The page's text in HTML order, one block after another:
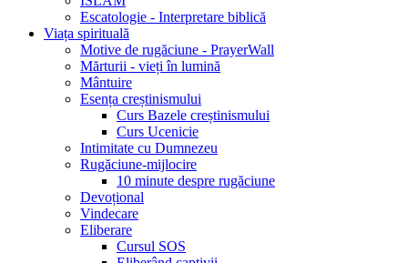
Escatologie - Interpretare biblică
Viața spirituală
Motive de rugăciune - PrayerWall
Mărturii - vieți în lumină
Mântuire
Esența creștinismului
Curs Bazele creștinismului
Curs Ucenicie
Intimitate cu Dumnezeu
Rugăciune-mijlocire
10 minute despre rugăciune
Devoțional
Vindecare
Eliberare
Cursul SOS